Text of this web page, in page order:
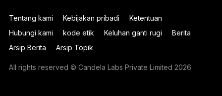
Tentang kami Kebijakan pribadi
Ketentuan
Hubungi kami
kode etik Keluhan ganti rugi
Berita
Arsip Berita
Arsip Topik
All rights reserved © Candela Labs Private Limited 2026